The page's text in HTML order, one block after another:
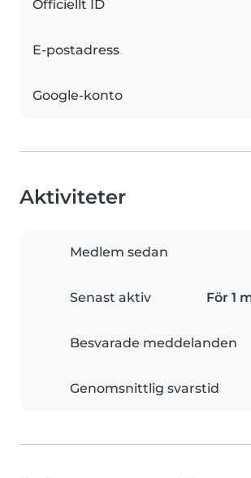
Officiellt ID
E-postadress
Google-konto
Aktiviteter
Medlem sedan
Senast aktiv För 1
Besvarade meddelanden
Genomsnittlig svarstid